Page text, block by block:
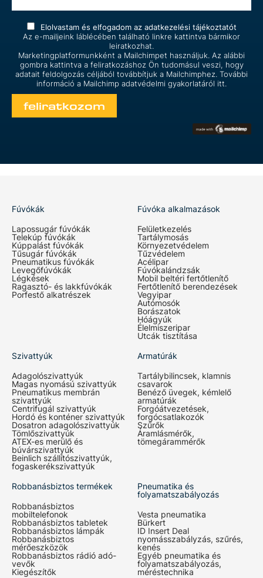
Elolvastam és elfogadom az adatkezelési tájékoztatót
Az e-mailjeink láblécében található linkre kattintva bármikor
leiratkozhat.
Marketingplatformunkként a Mailchimpet használjuk. Az alábbi
gombra kattintva a feliratkozáshoz Ön tudomásul veszi, hogy
adatait feldolgozás céljából továbbítjuk a Mailchimphez. További
információ a Mailchimp adatvédelmi gyakorlatáról itt.
Fúvókák
Lapossugár fúvókák
Telekúp fúvókák
Kúppalást fúvókák
Tűsugár fúvókák
Pneumatikus fúvókák
Levegőfúvókák
Légkések
Ragasztó- és lakkfúvókák
Porfestő alkatrészek
Fúvóka alkalmazások
Felületkezelés
Tartálymosás
Környezetvédelem
Tűzvédelem
Acélipar
Fúvókalándzsák
Mobil beltéri fertőtlenítő
Fertőtlenítő berendezések
Vegyipar
Autómosók
Borászatok
Hóágyúk
Élelmiszeripar
Utcák tisztítása
Szivattyúk
Adagolószivattyúk
Magas nyomású szivattyúk
Pneumatikus membrán
szivattyúk
Centrifugál szivattyúk
Hordó és konténer szivattyúk
Dosatron adagolószivattyúk
Tömlőszivattyúk
ATEX-es merülő és
búvárszivattyúk
Beinlich szállítószivattyúk,
fogaskerékszivattyúk
Armatúrák
Tartálybilincsek, klamnis
csavarok
Benéző üvegek, kémlelő
armatúrák
Forgóátvezetések,
forgócsatlakozók
Szűrők
Áramlásmérők,
tömegárammérők
Robbanásbiztos termékek
Robbanásbiztos
mobiltelefonok
Robbanásbiztos tabletek
Robbanásbiztos lámpák
Robbanásbiztos
mérőeszközök
Robbanásbiztos rádió adó-
vevők
Kiegészítők
Pneumatika és
folyamatszabályozás
Vesta pneumatika
Bürkert
ID Insert Deal
nyomásszabályzás, szűrés,
kenés
Egyéb pneumatika és
folyamatszabályozás,
méréstechnika